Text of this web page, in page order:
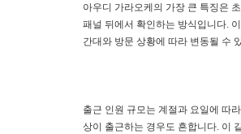
아우디 가라오케의 가장 큰 특징은
패널 뒤에서 확인하는 방식입니다.
간대와 방문 상황에 따라 변동될 수
출근 인원 규모는 계절과 요일에 따
상이 출근하는 경우도 흔합니다. 이